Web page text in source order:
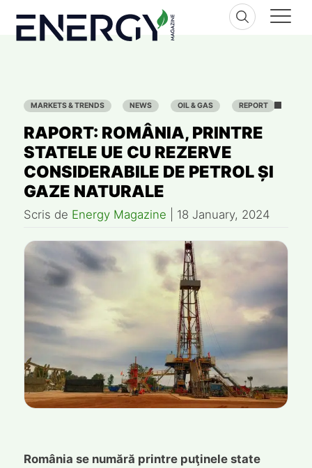
content
MARKETS & TRENDS NEWS OIL & GAS REPORT
RAPORT: ROMÂNIA, PRINTRE
STATELE UE CU REZERVE
CONSIDERABILE DE PETROL ȘI
GAZE NATURALE
Scris de Energy Magazine 18 January, 2024
România se numără printre puţinele state